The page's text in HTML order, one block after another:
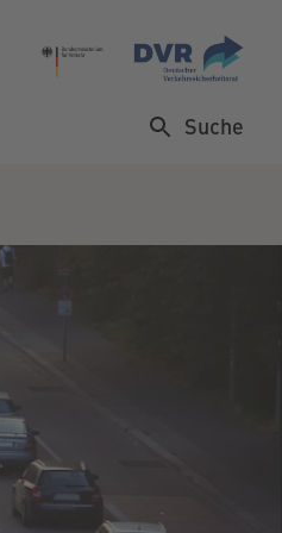
Suche